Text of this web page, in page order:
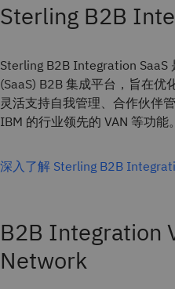
Sterling B2B
Sterling B2B Integration SaaS
(SaaS) B2B 集成平台，旨在优
灵活支持自我管理、合作伙伴
IBM 的行业领先的 VAN 等功能。
深入了解 Sterling B2B
B2B Integration
Network